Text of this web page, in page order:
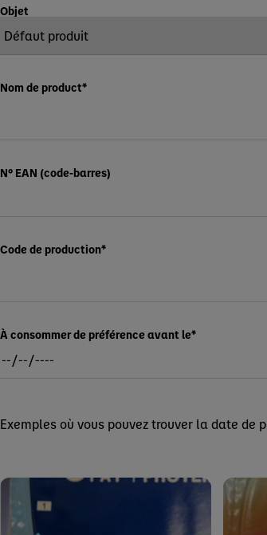
Objet
Nom de product*
N° EAN (code-barres)
Code de production*
À consommer de préférence avant le*
Exemples où vous pouvez trouver la date